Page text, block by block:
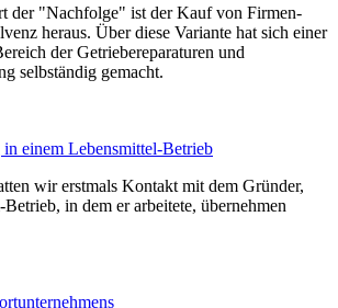
der "Nachfolge" ist der Kauf von Firmen-
heraus. Über diese Variante hat sich einer
der Getriebereparaturen und
selbständig gemacht.
einem Lebensmittel-Betrieb
wir erstmals Kontakt mit dem Gründer,
in dem er arbeitete, übernehmen